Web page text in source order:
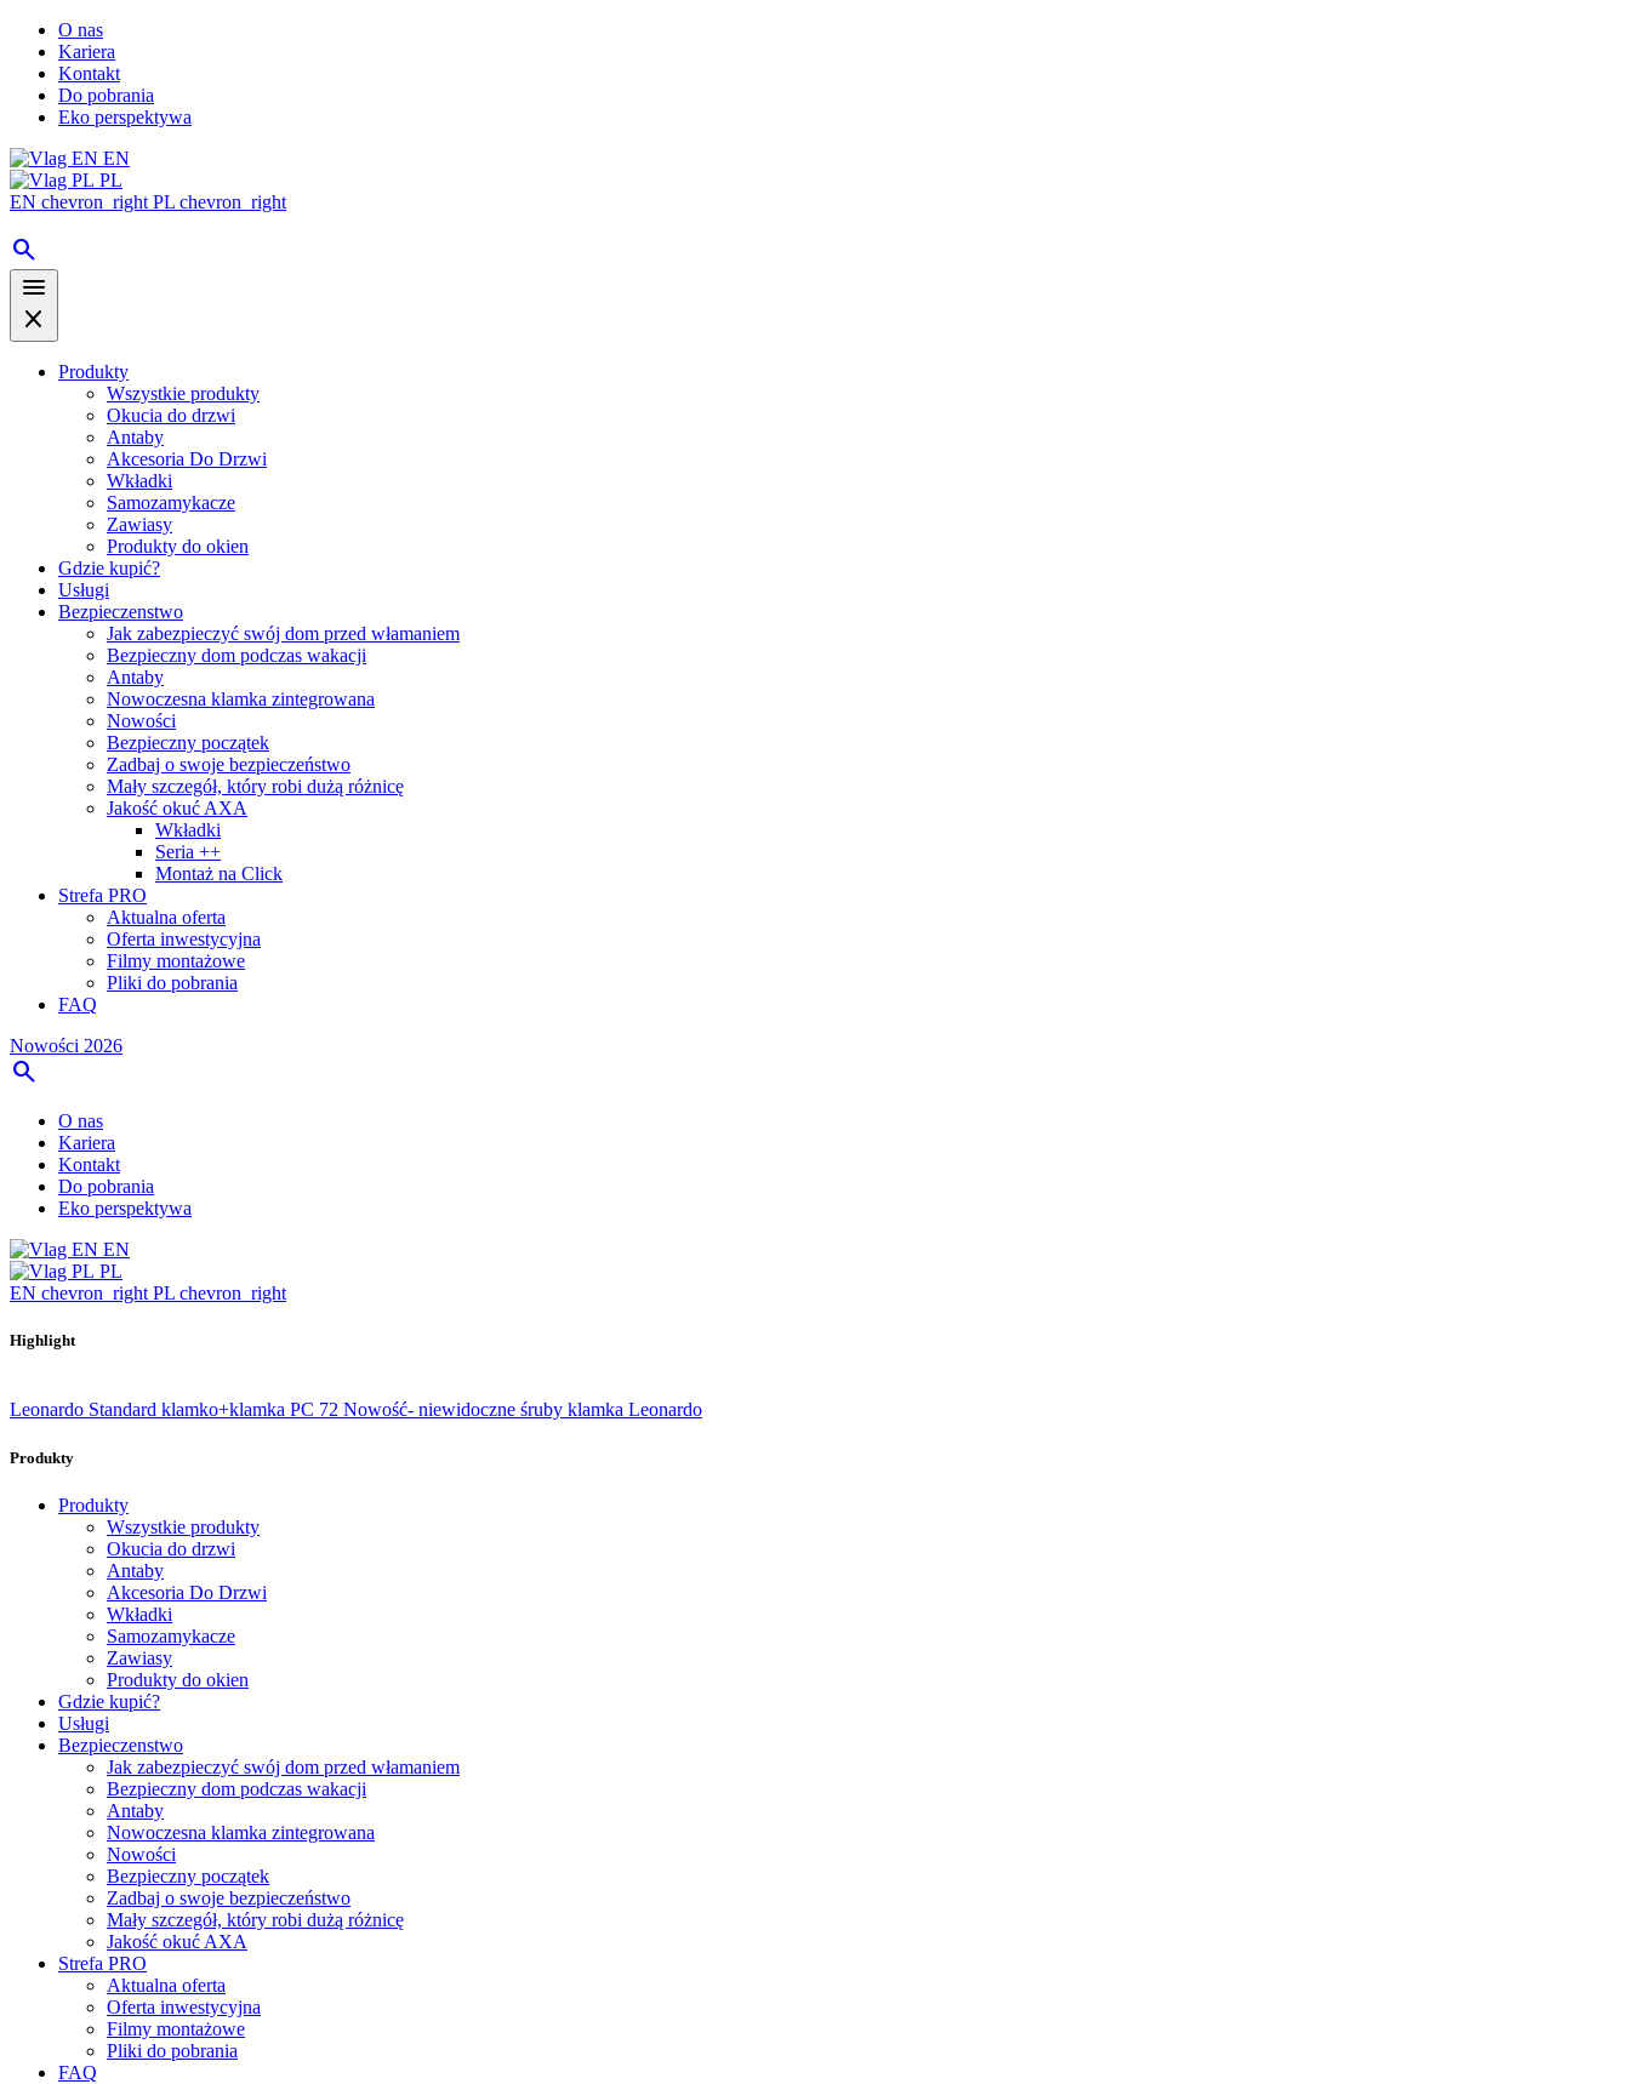
O nas
Kariera
Kontakt
Do pobrania
Eko perspektywa
EN
PL
EN chevron_right PL chevron_right
search
menu
close
Produkty
Wszystkie produkty
Okucia do drzwi
Antaby
Akcesoria Do Drzwi
Wkładki
Samozamykacze
Zawiasy
Produkty do okien
Gdzie kupić?
Usługi
Bezpieczenstwo
Jak zabezpieczyć swój dom przed włamaniem
Bezpieczny dom podczas wakacji
Antaby
Nowoczesna klamka zintegrowana
Nowości
Bezpieczny początek
Zadbaj o swoje bezpieczeństwo
Mały szczegół, który robi dużą różnicę
Jakość okuć AXA
Wkładki
Seria ++
Montaż na Click
Strefa PRO
Aktualna oferta
Oferta inwestycyjna
Filmy montażowe
Pliki do pobrania
FAQ
Nowości 2026
search
O nas
Kariera
Kontakt
Do pobrania
Eko perspektywa
EN
PL
EN chevron_right PL chevron_right
Highlight
Leonardo Standard klamko+klamka PC 72 Nowość- niewidoczne śruby klamka Leonardo
Produkty
Produkty
Wszystkie produkty
Okucia do drzwi
Antaby
Akcesoria Do Drzwi
Wkładki
Samozamykacze
Zawiasy
Produkty do okien
Gdzie kupić?
Usługi
Bezpieczenstwo
Jak zabezpieczyć swój dom przed włamaniem
Bezpieczny dom podczas wakacji
Antaby
Nowoczesna klamka zintegrowana
Nowości
Bezpieczny początek
Zadbaj o swoje bezpieczeństwo
Mały szczegół, który robi dużą różnicę
Jakość okuć AXA
Strefa PRO
Aktualna oferta
Oferta inwestycyjna
Filmy montażowe
Pliki do pobrania
FAQ